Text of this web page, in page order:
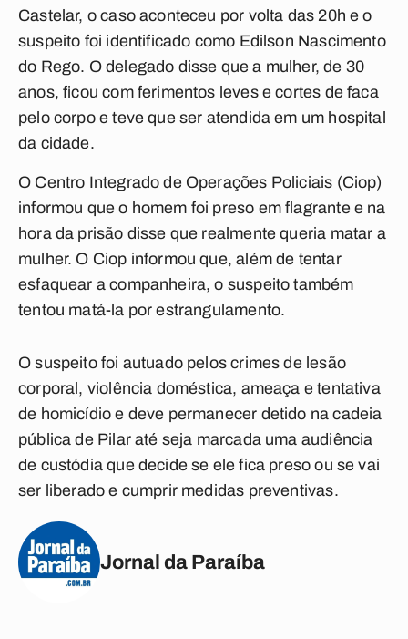
Castelar, o caso aconteceu por volta das 20h e o
suspeito foi identificado como Edilson Nascimento
do Rego. O delegado disse que a mulher, de 30
anos, ficou com ferimentos leves e cortes de faca
pelo corpo e teve que ser atendida em um hospital
da cidade.
O Centro Integrado de Operações Policiais (Ciop)
informou que o homem foi preso emflagrante e na
hora da prisão disse que realmente queria matar a
mulher. O Ciop informou que, além de tentar
esfaquear a companheira, o suspeito também
tentou matá-la por estrangulamento.
O suspeito foi autuado pelos crimes de lesão
corporal, violência doméstica, ameaça e tentativa
de homicídio e deve permanecer detido na cadeia
pública de Pilar até seja marcada uma audiência
de custódia que decide se ele fica preso ou se vai
ser liberado e cumprir medidas preventivas.
Jornal da Paraíba